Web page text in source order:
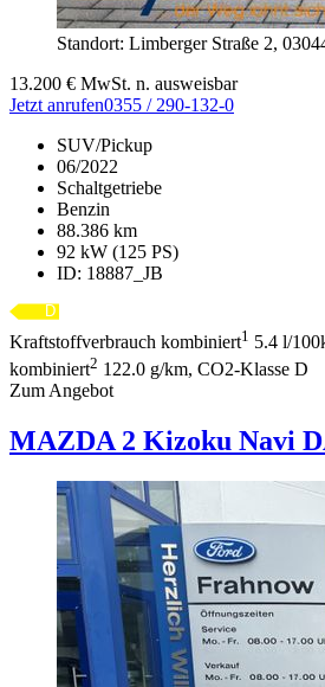
Standort: Limberger Straße 2,
13.200 € MwSt. n. ausweisbar
Jetzt anrufen0355 / 290-132-0
SUV/Pickup
06/2022
Schaltgetriebe
Benzin
88.386 km
92 kW (125 PS)
ID: 18887_JB
Kraftstoffverbrauch kombiniert1 5.4 l/
kombiniert2 122.0 g/km, CO2-Klasse D
Zum Angebot
MAZDA 2 Kizoku Navi